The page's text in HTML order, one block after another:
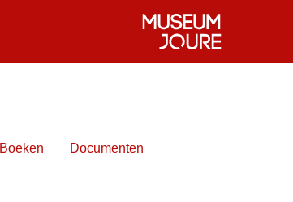
Boeken Documenten